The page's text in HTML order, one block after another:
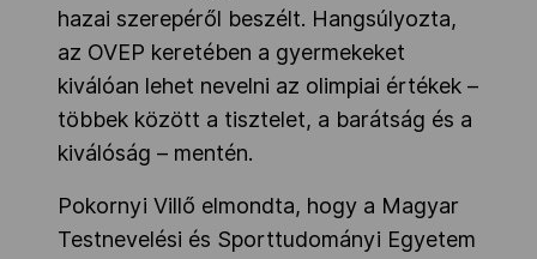
hazai szerepéről beszélt. Hangsúlyozta,
az OVEP keretében a gyermekeket
kiválóan lehet nevelni az olimpiai értékek –
többek között a tisztelet, a barátság és a
kiválóság – mentén.
Pokornyi Villő elmondta, hogy a Magyar
Testnevelési és Sporttudományi Egyetem